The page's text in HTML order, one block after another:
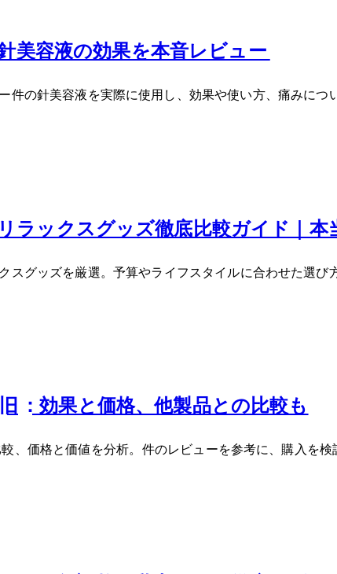
ミ！針美容液の効果を本音レビュー
レビュー0件の針美容液を実際に使用し、効果や使い方、
リラックスグッズ徹底比較ガイド｜
スグッズを厳選。予算やライフスタイルに合わせた選
UMF10+ 500g：効果と価格、他製品との比較も
や味、他製品との比較、価格と価値を分析。445件のレビューを参